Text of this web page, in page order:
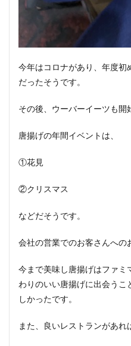
今年はコロナがあり、年度初
だったそうです。
その後、ウーバーイーツも開
唐揚げの年間イベントは、
①花見
②クリスマス
などだそうです。
会社の営業でのお客さんへの
今まで美味し唐揚げはファミ
わりのいい唐揚げに出会う
しかったです。
また、良いレストランがあれ